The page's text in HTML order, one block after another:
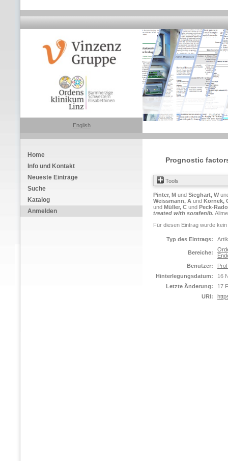
English
Home
Info und Kontakt
Neueste Einträge
Suche
Katalog
Anmelden
Prognostic
Tools
Pinter, M und Sieghart, W
Weissmann, A und Kornek,
und Müller, C und Peck-
treated with sorafenib.
Für diesen Eintrag wurde
Typ des Eintrags:
Bereiche:
Benutzer:
Hinterlegungsdatum:
16
Letzte Änderung:
17
URI: